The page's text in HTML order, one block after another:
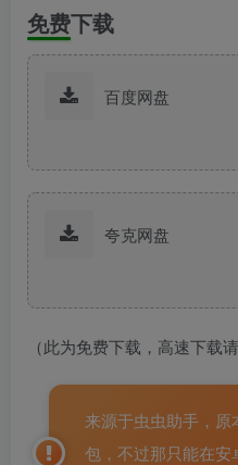
免费下载
百度网盘
夸克网盘
（此为免费下载，高速下载
来源于虫虫助手，
包，不过那只能在安